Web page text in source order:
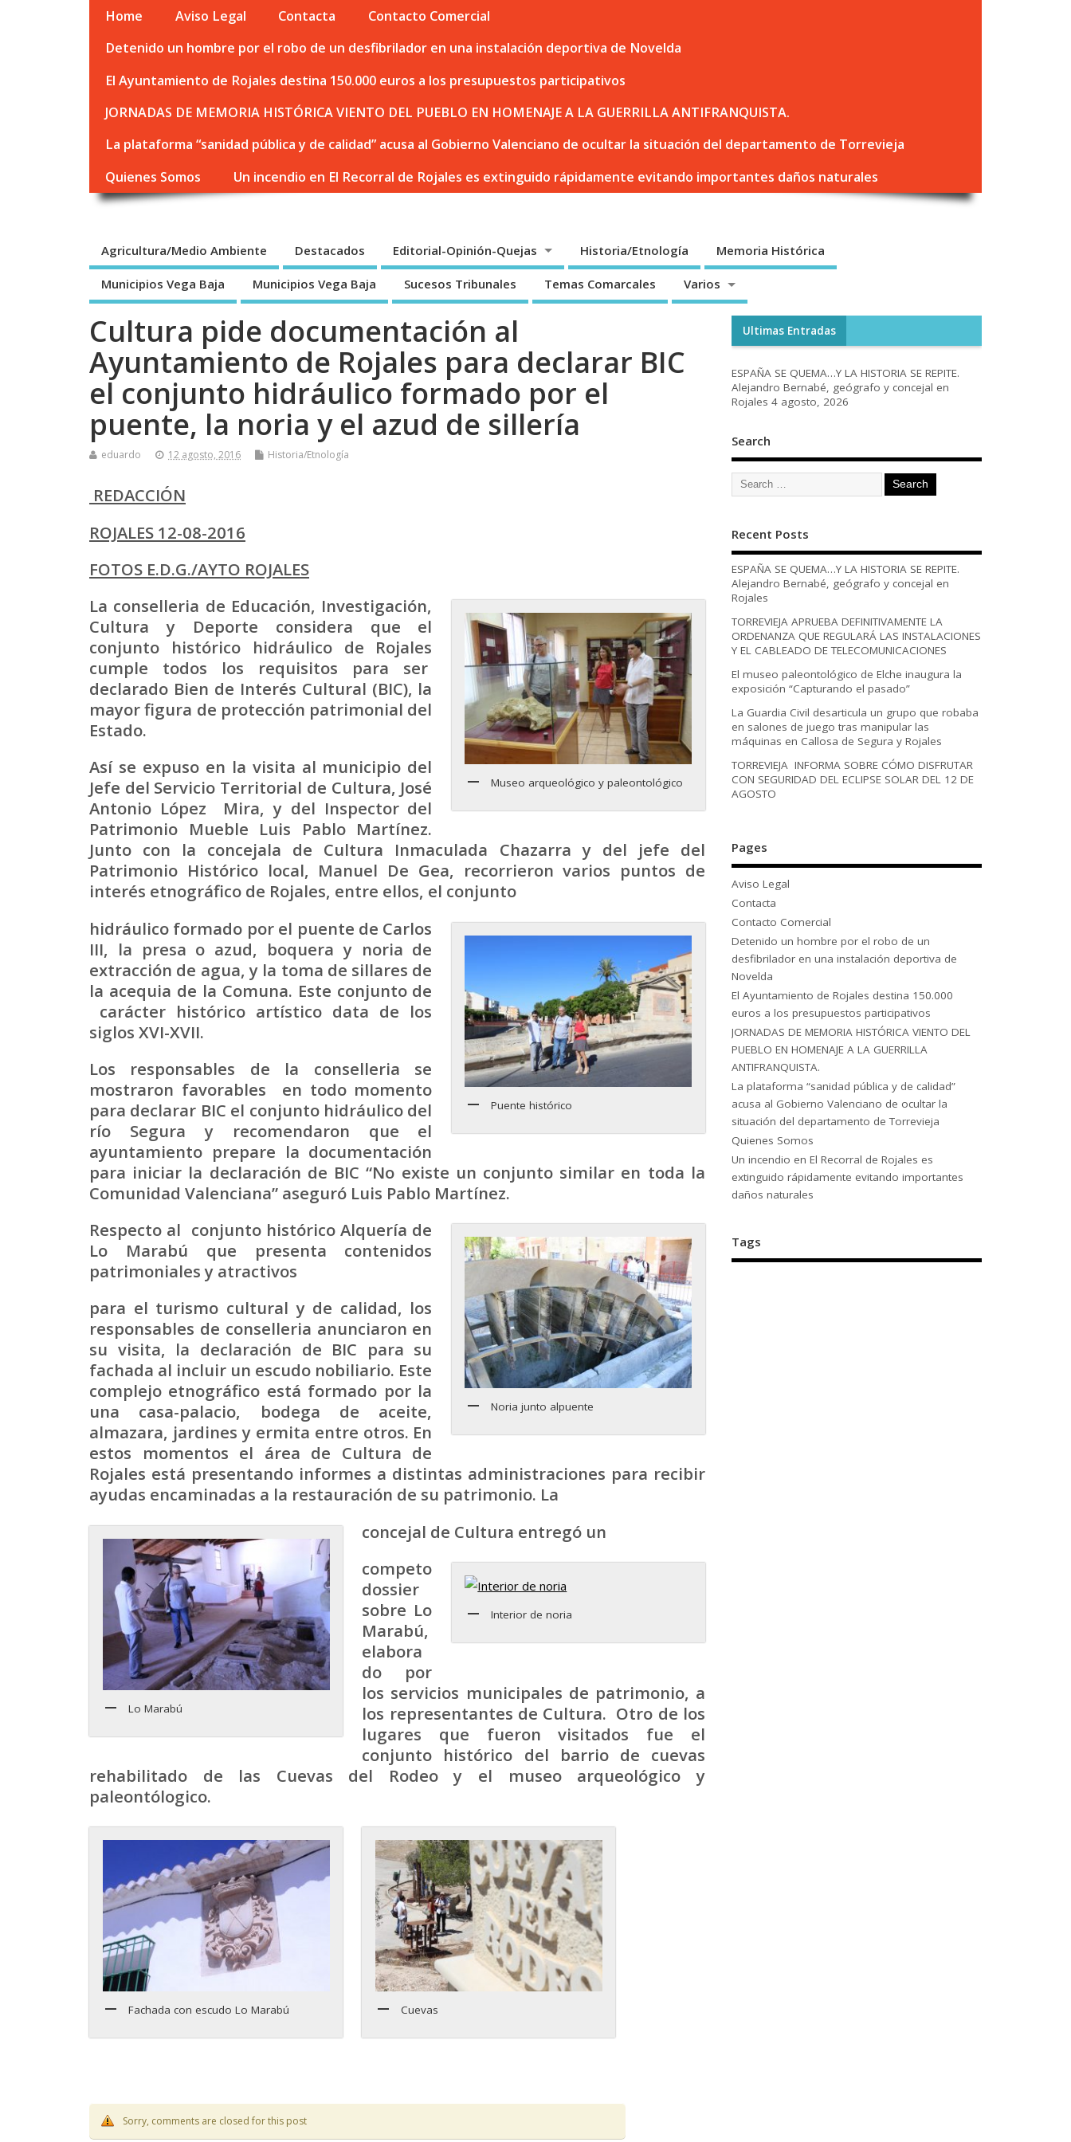
Home Aviso Legal Contacta
Contacto Comercial
Detenido un hombre por el robo de un desfibrilador en una instalación deportiva de Novelda
El Ayuntamiento de Rojales destina 150.000 euros a los presupuestos participativos
JORNADAS DE MEMORIA HISTÓRICA VIENTO DEL PUEBLO EN HOMENAJE A LA GUERRILLA ANTIFRANQUISTA.
La plataforma “sanidad pública y de calidad” acusa al Gobierno Valenciano de ocultar la situación del departamento de Torrevieja
Quienes Somos
Un incendio en El Recorral de Rojales es extinguido rápidamente evitando importantes daños naturales
Agricultura/Medio Ambiente Destacados Editorial-Opinión-Quejas Historia/Etnología Memoria Histórica
Municipios Vega Baja Municipios Vega Baja Sucesos Tribunales Temas Comarcales Varios
Cultura pide documentación al
Ayuntamiento de Rojales para declarar BIC
el conjunto hidráulico formado por el
puente, la noria y el azud de sillería
eduardo 12 agosto, 2016 Historia/Etnología
REDACCIÓN
ROJALES 12-08-2016
FOTOS E.D.G./AYTO ROJALES
Museo arqueológico y paleontológico
La conselleria de Educación, Investigación,
Cultura y Deporte considera que el
conjunto histórico hidráulico de Rojales
cumple todos los requisitos para ser
declarado Bien de Interés Cultural (BIC), la
mayor figura de protección patrimonial del
Estado.
Así se expuso en la visita al municipio del
Jefe del Servicio Territorial de Cultura, José
Antonio López Mira, y del Inspector del
Patrimonio Mueble Luis Pablo Martínez.
Junto con la concejala de Cultura Inmaculada Chazarra y del jefe del
Patrimonio Histórico local, Manuel De Gea, recorrieron varios puntos de
interés etnográfico de Rojales, entre ellos, el conjunto
Puente histórico
hidráulico formado por el puente de Carlos
III, la presa o azud, boquera y noria de
extracción de agua, y la toma de sillares de
la acequia de la Comuna. Este conjunto de
carácter histórico artístico data de los
siglos XVI-XVII.
Los responsables de la conselleria se
mostraron favorables en todo momento
para declarar BIC el conjunto hidráulico del
río Segura y recomendaron que el
ayuntamiento prepare la documentación
para iniciar la declaración de BIC “No existe un conjunto similar en toda la
Comunidad Valenciana” aseguró Luis Pablo Martínez.
Noria junto alpuente
Respecto al conjunto histórico Alquería de
Lo Marabú que presenta contenidos
patrimoniales y atractivos
para el turismo cultural y de calidad, los
responsables de conselleria anunciaron en
su visita, la declaración de BIC para su
fachada al incluir un escudo nobiliario. Este
complejo etnográfico está formado por la
una casa-palacio, bodega de aceite,
almazara, jardines y ermita entre otros. En
estos momentos el área de Cultura de
Rojales está presentando informes a distintas administraciones para recibir
ayudas encaminadas a la restauración de su patrimonio. La
Lo Marabú
concejal de Cultura entregó un
Interior de noria
competo
dossier
sobre Lo
Marabú,
elabora
do por
los servicios municipales de patrimonio, a
los representantes de Cultura. Otro de los
lugares que fueron visitados fue el
conjunto histórico del barrio de cuevas
rehabilitado de las Cuevas del Rodeo y el museo arqueológico y
paleontólogico.
Fachada con escudo Lo Marabú Cuevas
Sorry, comments are closed for this post
Ultimas Entradas
ESPAÑA SE QUEMA…Y LA HISTORIA SE REPITE.
Alejandro Bernabé, geógrafo y concejal en
Rojales 4 agosto, 2026
Search
Recent Posts
ESPAÑA SE QUEMA…Y LA HISTORIA SE REPITE.
Alejandro Bernabé, geógrafo y concejal en
Rojales
TORREVIEJA APRUEBA DEFINITIVAMENTE LA
ORDENANZA QUE REGULARÁ LAS INSTALACIONES
Y EL CABLEADO DE TELECOMUNICACIONES
El museo paleontológico de Elche inaugura la
exposición “Capturando el pasado”
La Guardia Civil desarticula un grupo que robaba
en salones de juego tras manipular las
máquinas en Callosa de Segura y Rojales
TORREVIEJA INFORMA SOBRE CÓMO DISFRUTAR
CON SEGURIDAD DEL ECLIPSE SOLAR DEL 12 DE
AGOSTO
Pages
Aviso Legal
Contacta
Contacto Comercial
Detenido un hombre por el robo de un
desfibrilador en una instalación deportiva de
Novelda
El Ayuntamiento de Rojales destina 150.000
euros a los presupuestos participativos
JORNADAS DE MEMORIA HISTÓRICA VIENTO DEL
PUEBLO EN HOMENAJE A LA GUERRILLA
ANTIFRANQUISTA.
La plataforma “sanidad pública y de calidad”
acusa al Gobierno Valenciano de ocultar la
situación del departamento de Torrevieja
Quienes Somos
Un incendio en El Recorral de Rojales es
extinguido rápidamente evitando importantes
daños naturales
Tags